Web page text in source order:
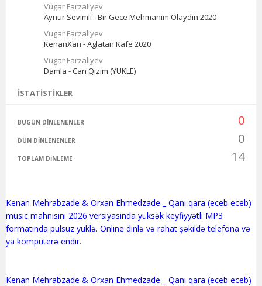
Vugar Farzaliyev
Aynur Sevimli - Bir Gece Mehmanim Olaydin 2020
Vugar Farzaliyev
KenanXan - Aglatan Kafe 2020
Vugar Farzaliyev
Damla - Can Qizim (YUKLE)
İSTATISTIKLER
BUGÜN DINLENENLER 0
DÜN DINLENENLER 0
TOPLAM DINLEME 14
Kenan Mehrabzade & Orxan Ehmedzade _ Qanı qara (eceb eceb)
music mahnısını 2026 versiyasında yüksək keyfiyyətli MP3
formatında pulsuz yüklə. Online dinlə və rahat şəkildə telefona və
ya kompüterə endir.
Kenan Mehrabzade & Orxan Ehmedzade _ Qanı qara (eceb eceb)